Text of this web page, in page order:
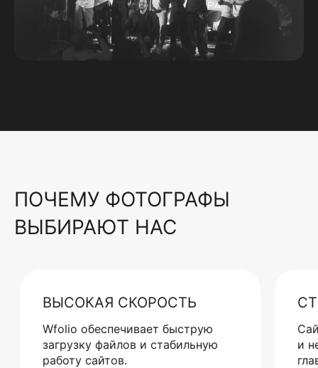
ПОЧЕМУ ФОТОГРАФЫ
ВЫБИРАЮТ НАС
ВЫСОКАЯ СКОРОСТЬ
Wfolio обеспечивает быструю
загрузку файлов и стабильную
работу сайтов.
и